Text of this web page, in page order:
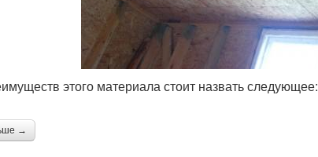
этого материала стоит назвать следующее:
→